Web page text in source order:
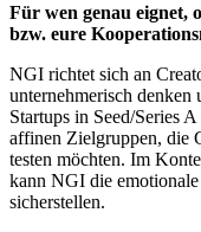
Für wen genau eignet,
bzw. eure
NGI richtet sich an
unternehmerisch
Startups in Seed/Series
affinen Zielgruppen, die
testen möchten. Im
kann NGI die
sicherstellen.